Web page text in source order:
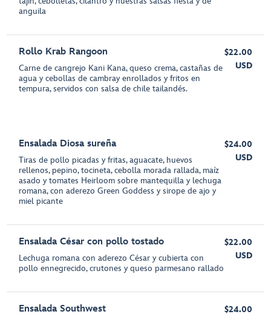
anguila
Rollo Krab Rangoon
Carne de cangrejo Kani Kana, queso crema, castañas de
agua y cebollas de cambray enrollados y fritos en
tempura, servidos con salsa de chile tailandés.
$22.00
USD
Ensalada Diosa sureña
Tiras de pollo picadas y fritas, aguacate, huevos
rellenos, pepino, tocineta, cebolla morada rallada, maíz
asado y tomates Heirloom sobre mantequilla y lechuga
romana, con aderezo Green Goddess y sirope de ajo y
miel picante
$24.00
USD
Ensalada César con pollo tostado
Lechuga romana con aderezo César y cubierta con
pollo ennegrecido, crutones y queso parmesano rallado
$22.00
USD
Ensalada Southwest
$24.00